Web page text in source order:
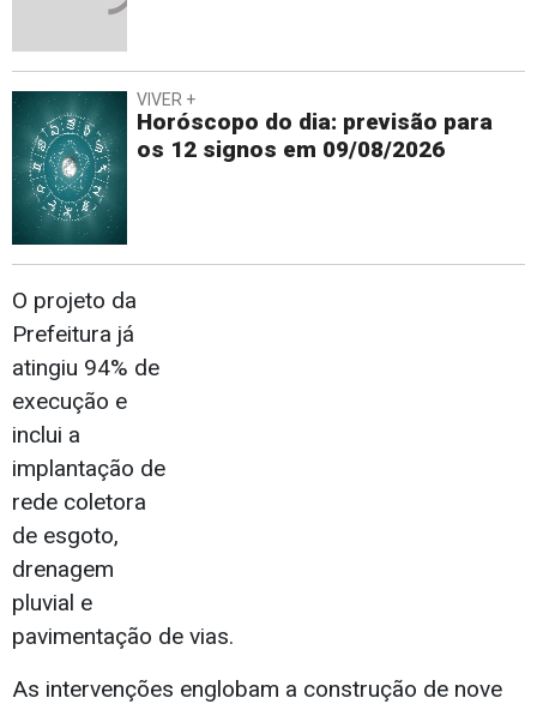
VIVER +
Horóscopo do dia: previsão para
os 12 signos em 09/08/2026
O projeto da
Prefeitura já
atingiu 94% de
execução e
inclui a
implantação de
rede coletora
de esgoto,
drenagem
pluvial e
pavimentação de vias.
As intervenções englobam a construção de nove